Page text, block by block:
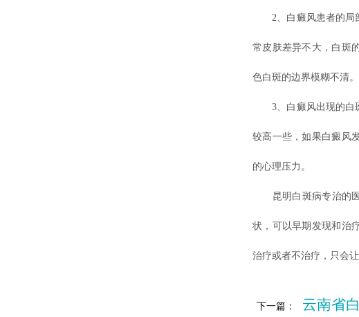
2、白癜风患者的局部
常皮肤差异不大，白斑
色白斑的边界模糊不清。
3、白癜风出现的白斑
较高一些，如果白癜风
的心理压力。
昆明白斑病专治的医
状，可以早期发现和治
治疗或者不治疗，只会让
下一篇： 云南省